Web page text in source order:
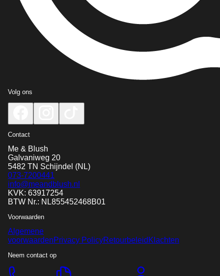
Volg ons
Contact
Me & Blush
Galvaniweg 20
5482 TN Schijndel (NL)
073-7200441
info@meandblush.nl
KVK: 63917254
BTW Nr.: NL855452468B01
Voorwaarden
Algemene
voorwaardenPrivacy PolicyRetourbeleid Klachten
Neem contact op